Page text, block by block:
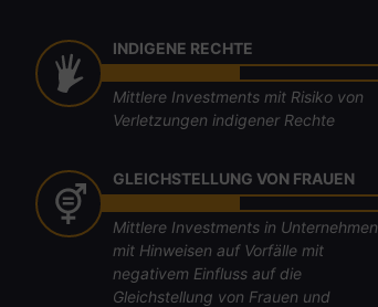
INDIGENE RECHTE
Mittlere Investments mit Risiko von
Verletzungen indigener Rechte
GLEICHSTELLUNG VON FRAUEN
Mittlere Investments in Unternehmen
mit Hinweisen auf Vorfälle mit
negativem Einfluss auf die
Gleichstellung von Frauen und